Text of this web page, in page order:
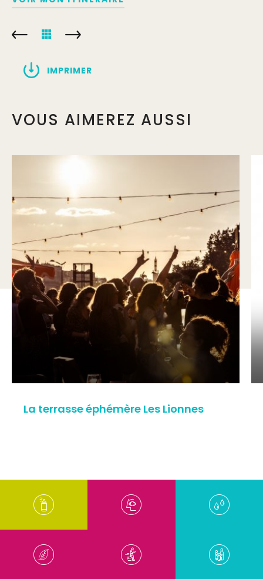
IMPRIMER
VOUS AIMEREZ AUSSI
La terrasse éphémère Les Lionnes